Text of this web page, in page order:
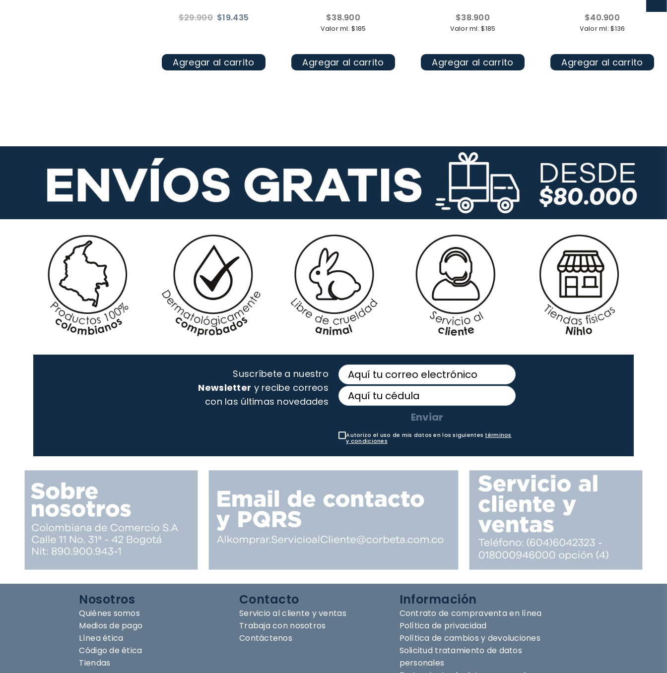
Precio
$29.900 $19.435
Agregar al carrito
Precio
habitual
$38.900
Valor ml: $185
Agregar al carrito
Precio
habitual
$38.900
Valor ml: $185
Agregar al carrito
Precio
habitual
$40.900
Valor ml: $136
Agregar al carrito
Suscríbete a nuestro
Newsletter y recibe correos
con las últimas novedades
Enviar
Autorizo el uso de mis datos en los siguientes términos
y condiciones
Nosotros
Quiénes somos
Medios de pago
Línea ética
Código de ética
Tiendas
Contacto
Servicio al cliente y ventas
Trabaja con nosotros
Contáctenos
Información
Contrato de compraventa en línea
Política de privacidad
Política de cambios y devoluciones
Solicitud tratamiento de datos
personales